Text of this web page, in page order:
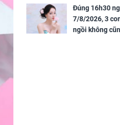
kể, phước lộc
độc đắc
Đúng 16h30
7/8/2026, 3
ngồi không